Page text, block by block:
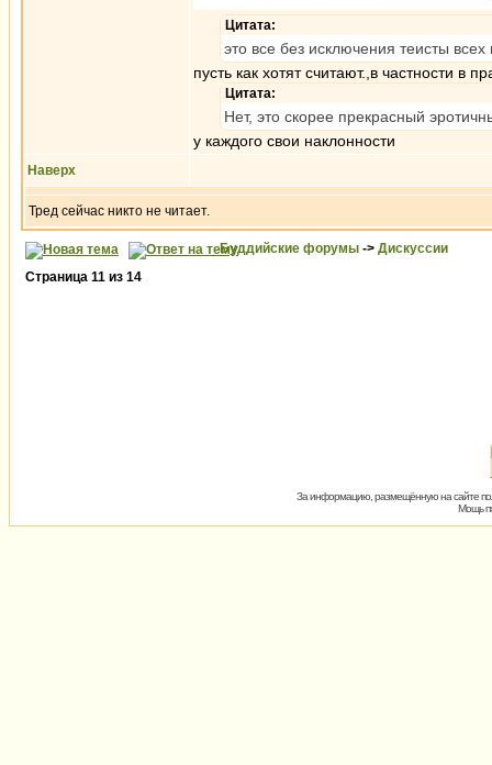
Цитата:
это все без исключения теисты
пусть как хотят считают.,в частности в
Цитата:
Нет, это скорее прекрасный
у каждого свои наклонности
Наверх
Тред сейчас никто не читает.
Буддийские форумы -> Дискуссии
Страница 11 из 14
За информацию, размещённую на сайте
Мощь